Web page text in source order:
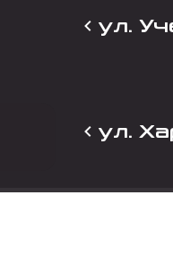
ул.
ул.